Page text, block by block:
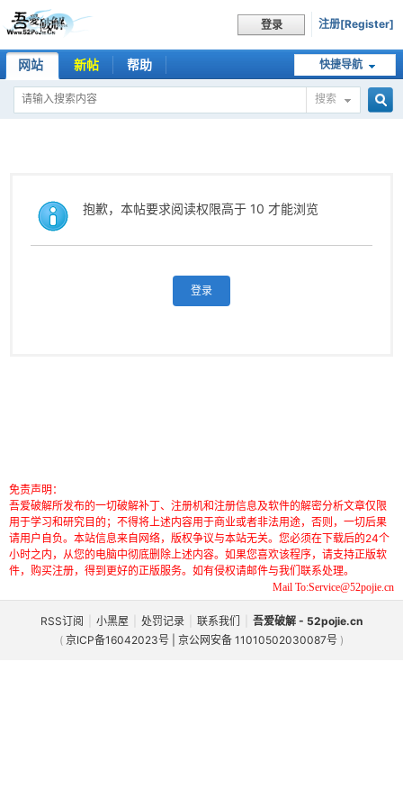
登录 注册[Register]
快捷导航
网站 新帖 帮助
搜索
抱歉，本帖要求阅读权限高于 10 才能浏览
登录
免责声明：
吾爱破解所发布的一切破解补丁、注册机和注册信息及软件的解密分析文章仅限
用于学习和研究目的；不得将上述内容用于商业或者非法用途，否则，一切后果
请用户自负。本站信息来自网络，版权争议与本站无关。您必须在下载后的24个
小时之内，从您的电脑中彻底删除上述内容。如果您喜欢该程序，请支持正版软
件，购买注册，得到更好的正版服务。如有侵权请邮件与我们联系处理。
Mail To:Service@52pojie.cn
RSS订阅 小黑屋 处罚记录 联系我们
吾爱破解 - 52pojie.cn
( 京ICP备16042023号 | 京公网安备 11010502030087号 )